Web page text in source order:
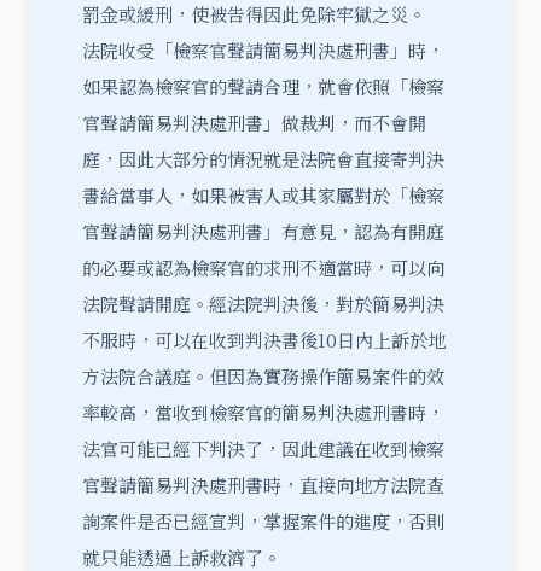
罰金或緩刑，使被告得因此免除牢獄之災。
法院收受「檢察官聲請簡易判決處刑書」時，
如果認為檢察官的聲請合理，就會依照「檢察
官聲請簡易判決處刑書」做裁判，而不會開
庭，因此大部分的情況就是法院會直接寄判決
書給當事人，如果被害人或其家屬對於「檢察
官聲請簡易判決處刑書」有意見，認為有開庭
的必要或認為檢察官的求刑不適當時，可以向
法院聲請開庭。經法院判決後，對於簡易判決
不服時，可以在收到判決書後10日內上訴於地
方法院合議庭。但因為實務操作簡易案件的效
率較高，當收到檢察官的簡易判決處刑書時，
法官可能已經下判決了，因此建議在收到檢察
官聲請簡易判決處刑書時，直接向地方法院查
詢案件是否已經宣判，掌握案件的進度，否則
就只能透過上訴救濟了。